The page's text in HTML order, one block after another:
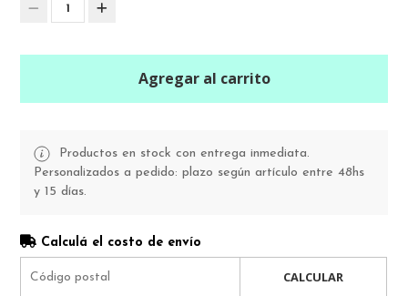
1
Agregar al carrito
Productos en stock con entrega inmediata.
Personalizados a pedido: plazo según artículo entre 48hs
y 15 días.
Calculá el costo de envío
CALCULAR